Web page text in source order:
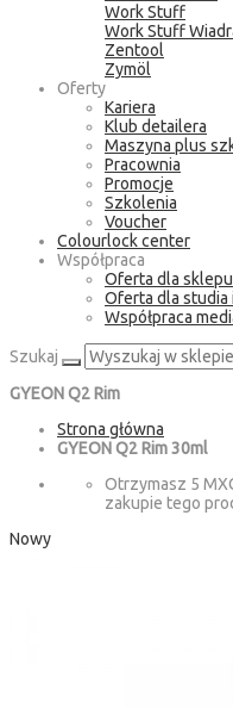
Work Stuff
Work Stuff
Zentool
Zymöl
Oferty
Kariera
Klub detailera
Maszyna plus
Pracownia
Promocje
Szkolenia
Voucher
Colourlock center
Współpraca
Oferta dla sklepu
Oferta dla studia
Współpraca
Szukaj
GYEON Q2 Rim
Strona główna
GYEON Q2 Rim 30ml
Otrzymasz 5
zakupie tego
Nowy